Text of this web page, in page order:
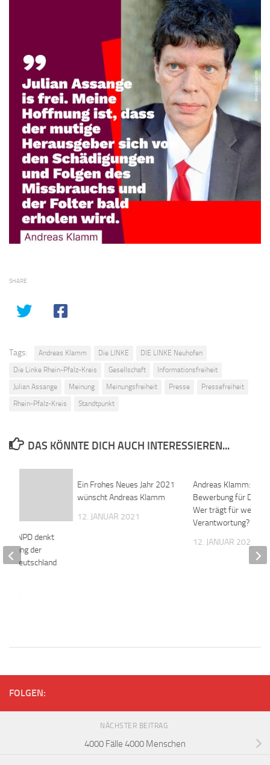
SHARE
Tags: Andreas Klamm Die LINKE
DIE LINKE Neuhofen
Die Linke Rhein-Pfalz-Kreis
Gesellschaft
Informationsfreiheit
Julian Assange
Meinung Meinungsfreiheit Presse
Pressefreiheit
Rhein-Pfalz-Kreis
Standtpunkt
DAS KÖNNTE DICH AUCH INTERESSIEREN...
Ein Frohes Neues Jahr 2021
wünscht Andreas Klamm
12. JANUAR 2021
Andreas Klamm:
Bewerbung für DIE
Wer trägt für welche
Verantwortung?
12. JANUAR 2021
NPD denkt
der
in Deutschland
FOLGEN:
NÄCHSTER BEITRAG
4000 Fälle 4000 Menschen